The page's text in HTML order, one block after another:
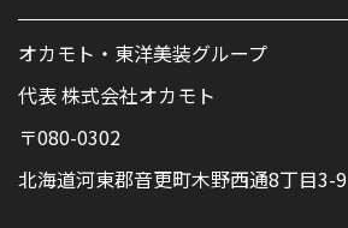
オカモト・東洋美装グループ
代表 株式会社オカモト
〒080-0302
北海道河東郡音更町木野西通8丁目3-9